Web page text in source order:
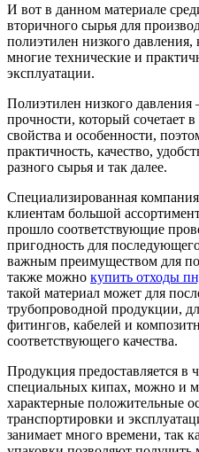
И вот в данном материале
вторичного сырья для
полиэтилен низкого давления,
многие технические и
эксплуатации.
Полиэтилен низкого
прочности, который сочетает
свойства и особенности,
практичность, качество,
разного сырья и так далее.
Специализированная
клиентам большой
прошло соответствующие
пригодность для
важным преимуществом для
также можно купить отходы
такой материал может для
трубопроводной продукции,
фитингов, кабелей и
соответствующего качества.
Продукция предоставляется в
специальных кипах, можно и
характерные положительные
транспортировки и
занимает много времени, так